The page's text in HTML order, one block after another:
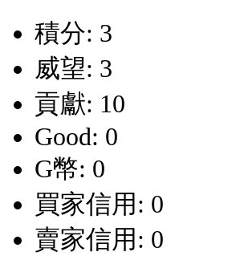
積分: 3
威望: 3
貢獻: 10
Good: 0
G幣: 0
買家信用: 0
賣家信用: 0